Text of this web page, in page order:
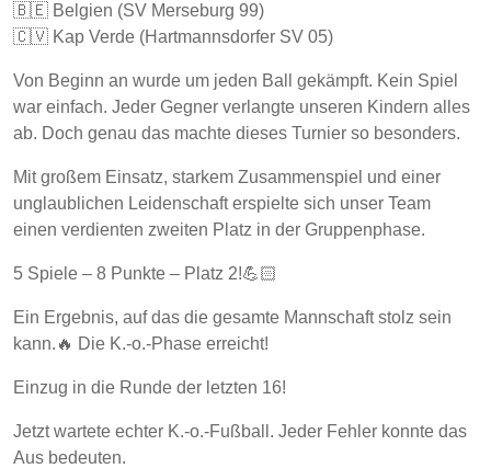
🇧🇪 Belgien (SV Merseburg 99)
🇨🇻 Kap Verde (Hartmannsdorfer SV 05)
Von Beginn an wurde um jeden Ball gekämpft. Kein Spiel
war einfach. Jeder Gegner verlangte unseren Kindern alles
ab. Doch genau das machte dieses Turnier so besonders.
Mit großem Einsatz, starkem Zusammenspiel und einer
unglaublichen Leidenschaft erspielte sich unser Team
einen verdienten zweiten Platz in der Gruppenphase.
5 Spiele – 8 Punkte – Platz 2!💪🏻
Ein Ergebnis, auf das die gesamte Mannschaft stolz sein
kann.🔥 Die K.-o.-Phase erreicht!
Einzug in die Runde der letzten 16!
Jetzt wartete echter K.-o.-Fußball. Jeder Fehler konnte das
Aus bedeuten.